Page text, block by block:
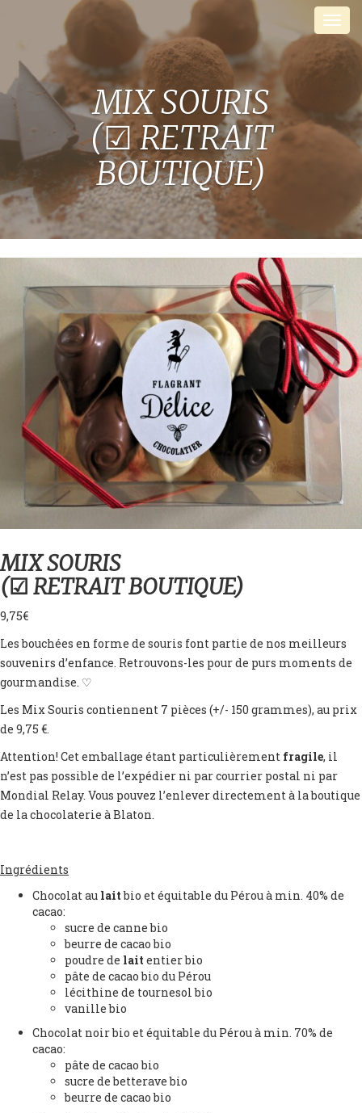
MIX SOURIS
(☑︎ RETRAIT
BOUTIQUE)
MIX SOURIS
(☑︎ RETRAIT BOUTIQUE)
9,75€
Les bouchées en forme de souris font partie de nos meilleurs
souvenirs d’enfance. Retrouvons-les pour de purs moments de
gourmandise. ♡
Les Mix Souris contiennent 7 pièces (+/- 150 grammes), au prix
de 9,75 €.
Attention! Cet emballage étant particulièrement fragile, il
n’est pas possible de l’expédier ni par courrier postal ni par
Mondial Relay. Vous pouvez l’enlever directement à la boutique
de la chocolaterie à Blaton.
Ingrédients
Chocolat au laitbio et équitable du Pérou à min. 40% de
cacao:
sucre de canne bio
beurre de cacao bio
poudre de lait entier bio
pâte de cacao bio du Pérou
lécithine de tournesol bio
vanille bio
Chocolat noir bio et équitable du Pérou à min. 70% de
cacao:
pâte de cacao bio
sucre de betterave bio
beurre de cacao bio